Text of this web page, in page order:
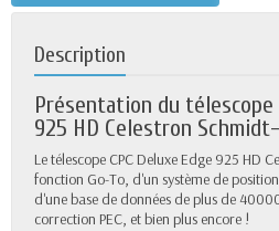
Description
Présentation du télescope
925 HD Celestron
Le télescope CPC Deluxe Edge 925 HD
fonction Go-To, d'un système de
d'une base de données de plus de
correction PEC, et bien plus encore !